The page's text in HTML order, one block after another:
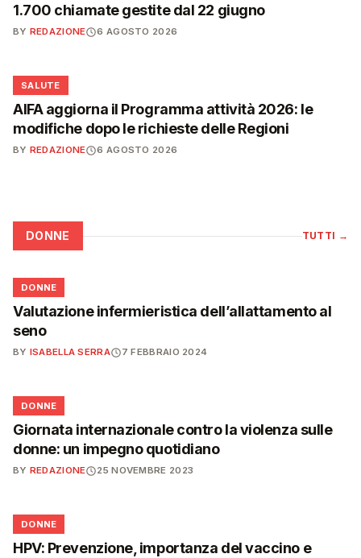
1.700 chiamate gestite dal 22 giugno
BY REDAZIONE 6 AGOSTO 2026
❤️
SALUTE
AIFA aggiorna il Programma attività 2026: le
modifiche dopo le richieste delle Regioni
BY REDAZIONE 6 AGOSTO 2026
DONNE TUTTI →
🌸
DONNE
Valutazione infermieristica dell’allattamento al
seno
BY ISABELLA SERRA 7 FEBBRAIO 2024
🌸
DONNE
Giornata internazionale contro la violenza sulle
donne: un impegno quotidiano
BY REDAZIONE 25 NOVEMBRE 2023
🌸
DONNE
HPV: Prevenzione, importanza del vaccino e